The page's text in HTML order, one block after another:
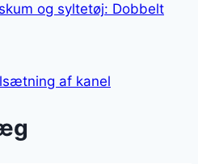
og syltetøj: Dobbelt
af kanel